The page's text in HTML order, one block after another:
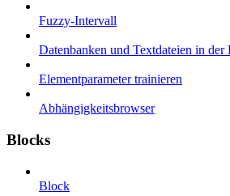
Fuzzy-Intervall
Datenbanken und Textdateien in
Elementparameter trainieren
Abhängigkeitsbrowser
Blocks
Block